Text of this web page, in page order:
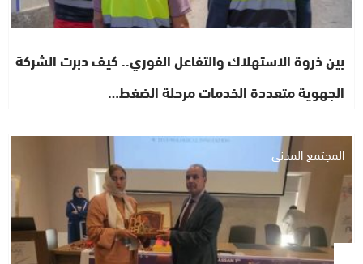
بين ذروة الاستهلاك والتفاعل الفوري.. كيف دبرت الشركة
الجهوية متعددة الخدمات مرحلة الضغط…
المجتمع المدني